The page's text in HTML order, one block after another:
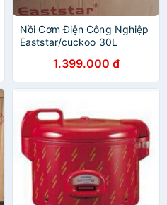
Nồi Cơm Điện Công Nghiệp
Eaststar/cuckoo 30L
1.399.000 đ